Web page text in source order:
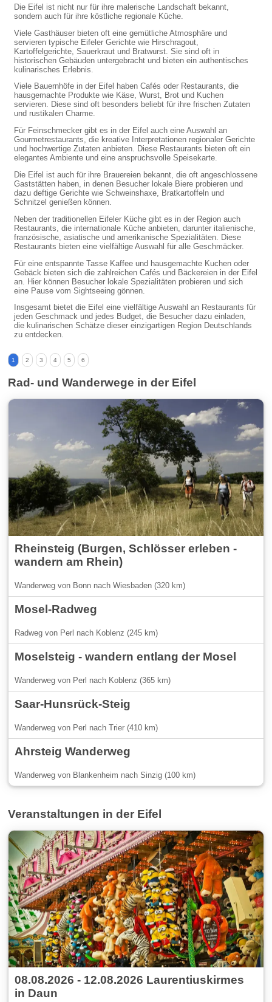
Die Eifel ist nicht nur für ihre malerische Landschaft bekannt,
sondern auch für ihre köstliche regionale Küche.
Viele Gasthäuser bieten oft eine gemütliche Atmosphäre und
servieren typische Eifeler Gerichte wie Hirschragout,
Kartoffelgerichte, Sauerkraut und Bratwurst. Sie sind oft in
historischen Gebäuden untergebracht und bieten ein authentisches
kulinarisches Erlebnis.
Viele Bauernhöfe in der Eifel haben Cafés oder Restaurants, die
hausgemachte Produkte wie Käse, Wurst, Brot und Kuchen
servieren. Diese sind oft besonders beliebt für ihre frischen Zutaten
und rustikalen Charme.
Für Feinschmecker gibt es in der Eifel auch eine Auswahl an
Gourmetrestaurants, die kreative Interpretationen regionaler Gerichte
und hochwertige Zutaten anbieten. Diese Restaurants bieten oft ein
elegantes Ambiente und eine anspruchsvolle Speisekarte.
Die Eifel ist auch für ihre Brauereien bekannt, die oft angeschlossene
Gaststätten haben, in denen Besucher lokale Biere probieren und
dazu deftige Gerichte wie Schweinshaxe, Bratkartoffeln und
Schnitzel genießen können.
Neben der traditionellen Eifeler Küche gibt es in der Region auch
Restaurants, die internationale Küche anbieten, darunter italienische,
französische, asiatische und amerikanische Spezialitäten. Diese
Restaurants bieten eine vielfältige Auswahl für alle Geschmäcker.
Für eine entspannte Tasse Kaffee und hausgemachte Kuchen oder
Gebäck bieten sich die zahlreichen Cafés und Bäckereien in der Eifel
an. Hier können Besucher lokale Spezialitäten probieren und sich
eine Pause vom Sightseeing gönnen.
Insgesamt bietet die Eifel eine vielfältige Auswahl an Restaurants für
jeden Geschmack und jedes Budget, die Besucher dazu einladen,
die kulinarischen Schätze dieser einzigartigen Region Deutschlands
zu entdecken.
1 2 3 4 5 6
Rad- und Wanderwege in der Eifel
Rheinsteig (Burgen, Schlösser erleben -
wandern am Rhein)
Wanderweg von Bonn nach Wiesbaden (320 km)
Mosel-Radweg
Radweg von Perl nach Koblenz (245 km)
Moselsteig - wandern entlang der Mosel
Wanderweg von Perl nach Koblenz (365 km)
Saar-Hunsrück-Steig
Wanderweg von Perl nach Trier (410 km)
Ahrsteig Wanderweg
Wanderweg von Blankenheim nach Sinzig (100 km)
Veranstaltungen in der Eifel
08.08.2026 - 12.08.2026 Laurentiuskirmes
in Daun